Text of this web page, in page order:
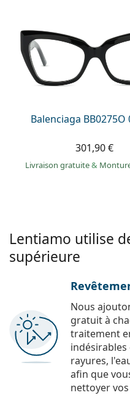
Prada
Toutes les marques
Balenciaga BB0275O
301,90 €
Livraison gratuite&
Lentiamo utilise
supérieure
Nous
gratuit à
traitement
rayures,
afin que
nettoyer